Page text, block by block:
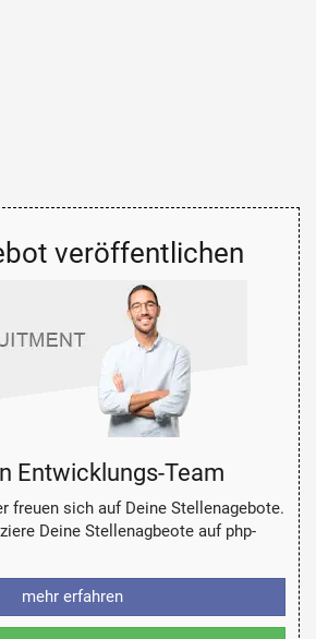
veröffentlichen
Entwicklungs-Team
freuen sich auf Deine Stellenagebote.
Deine Stellenagbeote auf php-
mehr erfahren